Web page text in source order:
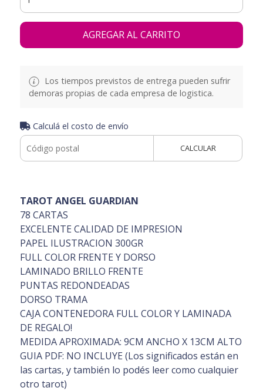
AGREGAR AL CARRITO
Los tiempos previstos de entrega pueden sufrir
demoras propias de cada empresa de logistica.
Calculá el costo de envío
CALCULAR
TAROT ANGEL GUARDIAN
78 CARTAS
EXCELENTE CALIDAD DE IMPRESION
PAPEL ILUSTRACION 300GR
FULL COLOR FRENTE Y DORSO
LAMINADO BRILLO FRENTE
PUNTAS REDONDEADAS
DORSO TRAMA
CAJA CONTENEDORA FULL COLOR Y LAMINADA
DE REGALO!
MEDIDA APROXIMADA: 9CM ANCHO X 13CM ALTO
GUIA PDF: NO INCLUYE (Los significados están en
las cartas, y también lo podés leer como cualquier
otro tarot)